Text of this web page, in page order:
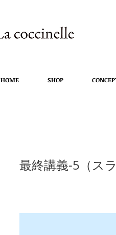
HOME SHOP
最終講義-5（ス